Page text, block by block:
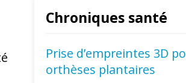
Chroniques santé
Prise d’empreintes 3D
orthèses plantaires